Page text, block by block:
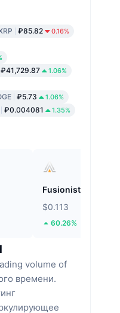
₽85.82 0.16%
₽41,729.87 1.06%
₽5.73 1.06%
₽0.004081 1.35%
Fusionist
$0.113
60.26%
volume of
времени.